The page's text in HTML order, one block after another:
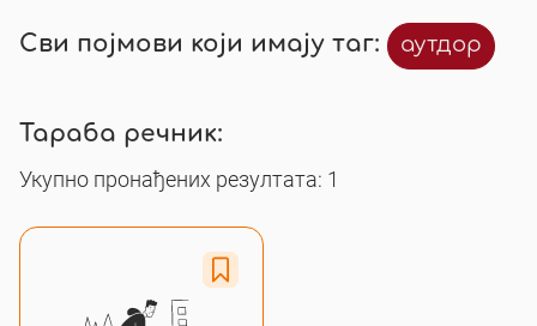
Сви појмови који имају таг: аутдор
Тараба речник:
Укупно пронађених резултата: 1